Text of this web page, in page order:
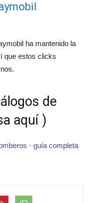
ha mantenido la
que estos clicks
de
aquí )
· guía completa